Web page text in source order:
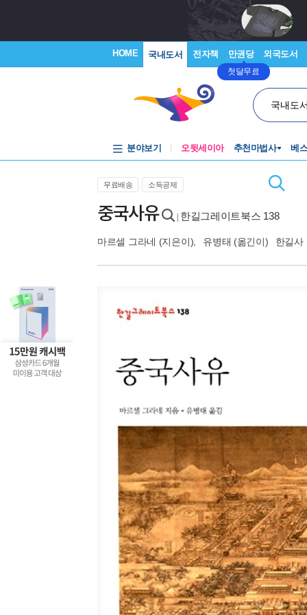
HOME 국내도서 전자책 만권당
첫달무료
외국도서
국내도
분야보기 오뒷세이아 추천마법사 베
무료배송 소득공제
중국사유 한길그레이트북스 138
마르셀 그라네 (지은이), 유병태 (옮긴이) 한길사